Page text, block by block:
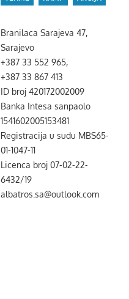
Branilaca Sarajeva 47,
Sarajevo
+387 33 552 965,
+387 33 867 413
ID broj 420172002009
Banka Intesa sanpaolo
1541602005153481
Registracija u sudu MBS65-
01-1047-11
Licenca broj 07-02-22-
6432/19
albatros.sa@outlook.com